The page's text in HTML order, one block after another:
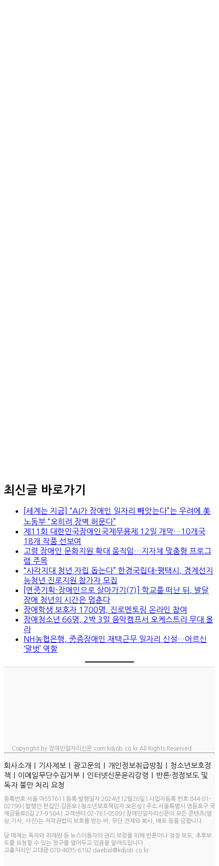
최신글 바로가기
[세계는 지금] “AI가 장애인 일자리 빼앗는다”는 우려에 美
노동부 “오히려 장벽 허문다”
제11회 대한민국장애인국제무용제 12일 개막…10개국
18개 작품 선보여
고령 장애인 문화지원 확대 움직임…지자체 맞춤형 프로그
램 주목
“사각지대 청년 자립 돕는다” 한경국립대-평택시, 경계선지
능청년 진로지원 참가자 모집
[연중기획-장애인으로 살아가기(7)] 학교를 떠난 뒤, 발달
장애 청년의 시간은 멈춘다
장애학생 보호자 1700명, 진로멘토링 온라인 참여
장애청소년 66명, 2박 3일 음악캠프서 오케스트라 무대 올
라
NH농협은행, 중증장애인 재택근무 일자리 신설…어르신
‘말벗’ 역할
Copyright by 장애인일자리신문.com kdjob.co.kr All Rights Reserved
회사소개 ㅣ 기사제보 ㅣ 광고문의 ㅣ 개인정보취급방침 ㅣ 청소년보호정
책 ㅣ 이메일무단수집거부 ㅣ 인터넷신문윤리강령 ㅣ 반론·정정보도 및
독자 불만 처리 요청
등록번호:서울 아55761 | 등록·발행일자:2024년12월26일 | 사업자등록 번호:844-81-
02799 | 발행인·편집인:김윤오 | 청소년보호책임자:오은성 | 주소:서울특별시 영등포구 국
제금융로8길 27-9 504 | 고객센터:02-761-0589 | 장애인일자리신문의 모든 콘텐츠(영
상,기사, 사진)는 저작권법의 보호를 받는 바, 무단 전재와 복사, 배포 등을 금합니다.
당 매체는 독자와 취재원 등 뉴스이용자의 권리 보장을 위해 반론이나 정정 보도, 추후보
도를 요청할 수 있는 창구를 열어두고 있음을 알려드립니다.
고충처리인 고대광 070-4035-6192 daebal@kdjob.co.kr